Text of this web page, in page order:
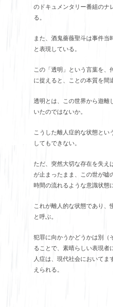
のドキュメンタリー番組のナ
る。
また、酒鬼薔薇聖斗は事件当
と表現している。
この「透明」という言葉を、
に捉えると、ことの本質を間
透明とは、この世界から遊離
いたのではないか。
こうした離人症的な状態とい
してもできない。
ただ、突然大切な存在を失え
が止まったまま、この世が嘘
時間の流れるような意識状態
これが離人的な状態であり、
と呼ぶ。
犯罪に向かうかどうかは別（
ることで、素晴らしい表現者
人症は、現代社会においてま
えられる。